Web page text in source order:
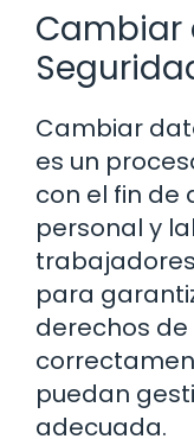
Cambiar
Cambiar
es un
con el fin de
personal y
para
derechos
puedan
adecuada.